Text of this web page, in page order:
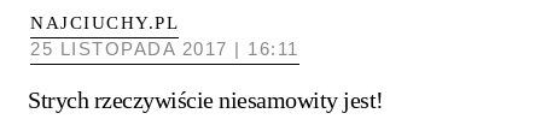
NAJCIUCHY.PL
25 LISTOPADA 2017 | 16:11
Strych rzeczywiście niesamowity jest!